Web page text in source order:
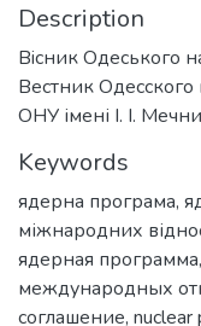
Description
Вiсник Одеського
Вестник
ОНУ імені І. І.
Keywords
ядерна програма,
міжнародних
ядерная программа,
международных
соглашение, nuclear